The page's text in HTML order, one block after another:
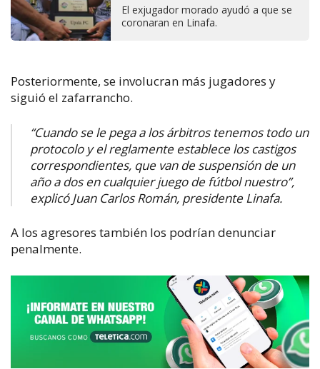
El exjugador morado ayudó a que se
coronaran en Linafa.
Posteriormente, se involucran más jugadores y
siguió el zafarrancho.
“Cuando se le pega a los árbitros tenemos todo un
protocolo y el reglamente establece los castigos
correspondientes, que van de suspensión de un
año a dos en cualquier juego de fútbol nuestro”,
explicó Juan Carlos Román, presidente Linafa.
A los agresores también los podrían denunciar
penalmente.